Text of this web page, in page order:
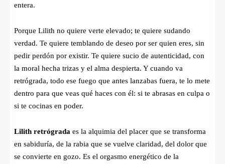
entera.
Porque Lilith no quiere verte elevado; te quiere sudando
verdad. Te quiere temblando de deseo por ser quien eres, sin
pedir perdón por existir. Te quiere sucio de autenticidad, con
la moral hecha trizas y el alma despierta. Y cuando va
retrógrada, todo ese fuego que antes lanzabas fuera, te lo mete
dentro para que veas qué haces con él: si te abrasas en culpa o
si te cocinas en poder.
Lilith retrógrada es la alquimia del placer que se transforma
en sabiduría, de la rabia que se vuelve claridad, del dolor que
se convierte en gozo. Es el orgasmo energético de la